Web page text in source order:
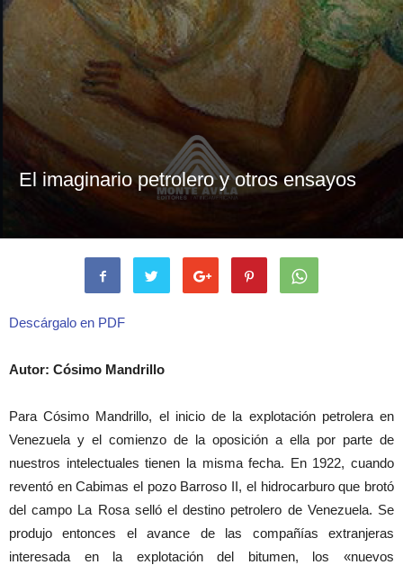
El imaginario petrolero y otros ensayos
Descárgalo en PDF
Autor: Cósimo Mandrillo
Para Cósimo Mandrillo, el inicio de la explotación petrolera en
Venezuela y el comienzo de la oposición a ella por parte de
nuestros intelectuales tienen la misma fecha. En 1922, cuando
reventó en Cabimas el pozo Barroso II, el hidrocarburo que brotó
del campo La Rosa selló el destino petrolero de Venezuela. Se
produjo entonces el avance de las compañías extranjeras
interesada en la explotación del bitumen, los «nuevos